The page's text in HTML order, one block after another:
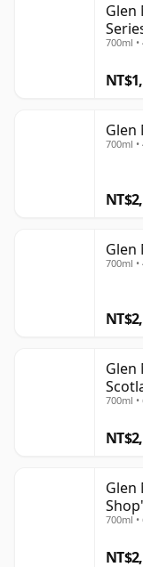
Glen
700ml •
Glen
700ml •
Glen
700ml •
Glen
700ml •
Glen
700ml •